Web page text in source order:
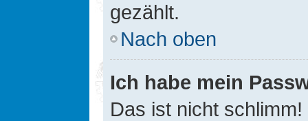
gezählt.
Nach oben
Ich habe mein
Das ist nicht